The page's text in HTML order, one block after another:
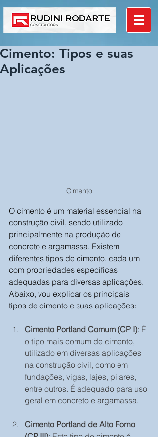
Cimento: Tipos e suas
Aplicações
Cimento
O cimento é um material essencial na
construção civil, sendo utilizado
principalmente na produção de
concreto e argamassa. Existem
diferentes tipos de cimento, cada um
com propriedades específicas
adequadas para diversas aplicações.
Abaixo, vou explicar os principais
tipos de cimento e suas aplicações:
Cimento Portland Comum (CP I): É
o tipo mais comum de cimento,
utilizado em diversas aplicações
na construção civil, como em
fundações, vigas, lajes, pilares,
entre outros. É adequado para uso
geral em concreto e argamassa.
Cimento Portland de Alto Forno